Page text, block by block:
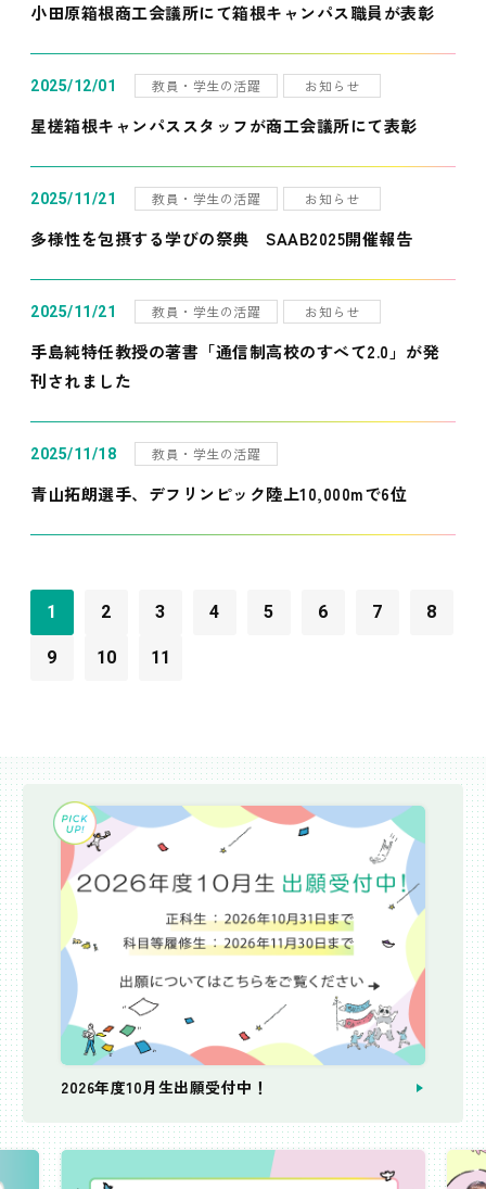
小田原箱根商工会議所にて箱根キャンパス職員が表彰
2025/12/01 教員・学生の活躍 お知らせ
星槎箱根キャンパススタッフが商工会議所にて表彰
2025/11/21 教員・学生の活躍 お知らせ
多様性を包摂する学びの祭典 SAAB2025開催報告
2025/11/21 教員・学生の活躍 お知らせ
手島純特任教授の著書「通信制高校のすべて2.0」が発
刊されました
2025/11/18 教員・学生の活躍
青山拓朗選手、デフリンピック陸上10,000mで6位
1 2 3 4 5 6 7 8
9 10 11
2026年度10月生出願受付中！